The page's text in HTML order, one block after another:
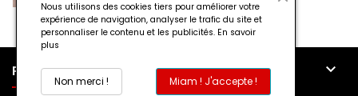
PRODUITS 
Nous utilisons des cookies tiers pour améliorer votre
expérience de navigation, analyser le trafic du site et
personnaliser le contenu et les publicités. En savoir
plus
Miam ! J'accepte !
Non merci !